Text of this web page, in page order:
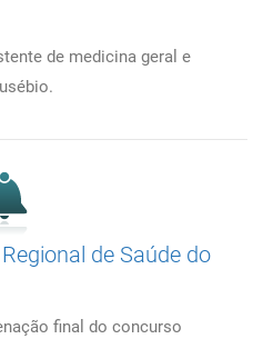
de medicina geral e
de Saúde do
final do concurso